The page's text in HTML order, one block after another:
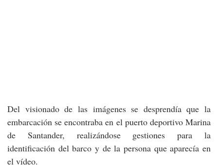
Del visionado de las imágenes se desprendía que la
embarcación se encontraba en el puerto deportivo Marina
de Santander, realizándose gestiones para la
identificación del barco y de la persona que aparecía en
el vídeo.